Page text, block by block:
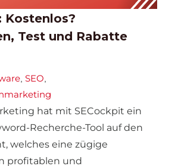
Kostenlos?
Test und Rabatte
SEO
hat mit SECockpit ein
Recherche-Tool auf den
welches eine zügige
profitablen und